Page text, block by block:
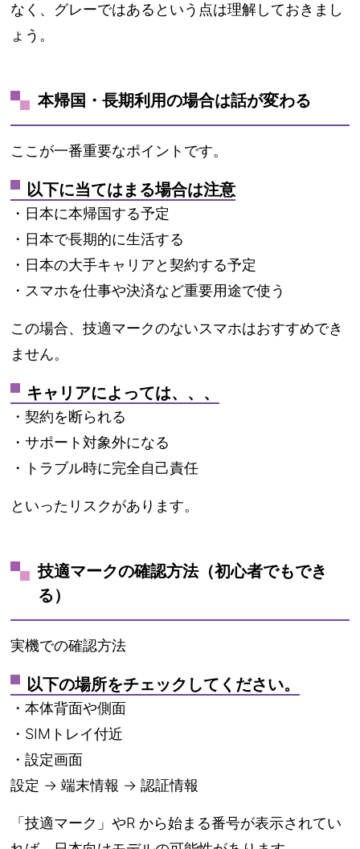
なく、グレーではあるという点は理解しておきまし
ょう。
本帰国・長期利用の場合は話が変わる
ここが一番重要なポイントです。
以下に当てはまる場合は注意
・日本に本帰国する予定
・日本で長期的に生活する
・日本の大手キャリアと契約する予定
・スマホを仕事や決済など重要用途で使う
この場合、技適マークのないスマホはおすすめでき
ません。
キャリアによっては、、、
・契約を断られる
・サポート対象外になる
・トラブル時に完全自己責任
といったリスクがあります。
技適マークの確認方法（初心者でもでき
る）
実機での確認方法
以下の場所をチェックしてください。
・本体背面や側面
・SIMトレイ付近
・設定画面
設定 → 端末情報 → 認証情報
「技適マーク」やR から始まる番号が表示されてい